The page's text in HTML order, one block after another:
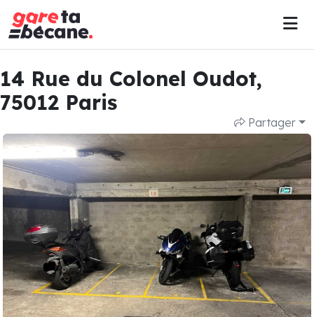
14 Rue du Colonel Oudot,
75012 Paris
Partager